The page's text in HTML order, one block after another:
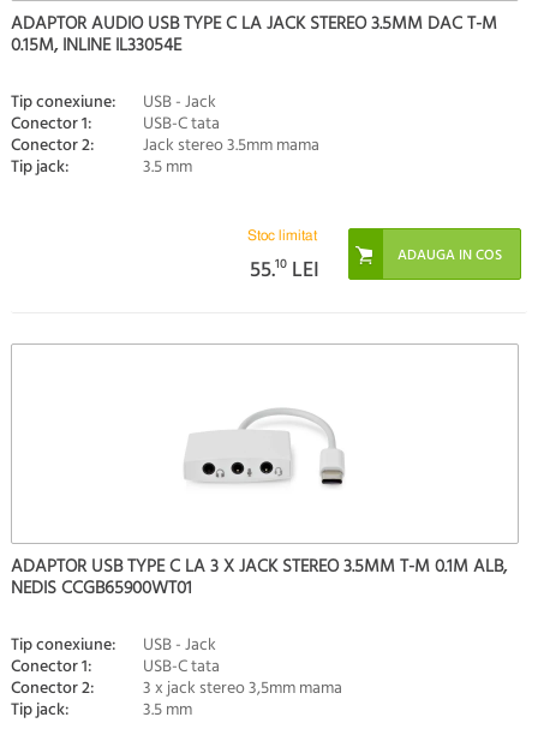
ADAPTOR AUDIO USB TYPE C LA JACK STEREO 3.5MM DAC T-M
0.15M, INLINE IL33054E
Tip conexiune: USB - Jack
Conector 1: USB-C tata
Conector 2: Jack stereo 3.5mm mama
Tip jack: 3.5 mm
Stoc limitat
55.10 LEI
ADAPTOR USB TYPE C LA 3 X JACK STEREO 3.5MM T-M 0.1M ALB,
NEDIS CCGB65900WT01
Tip conexiune: USB - Jack
Conector 1: USB-C tata
Conector 2: 3 x jack stereo 3,5mm mama
Tip jack: 3.5 mm